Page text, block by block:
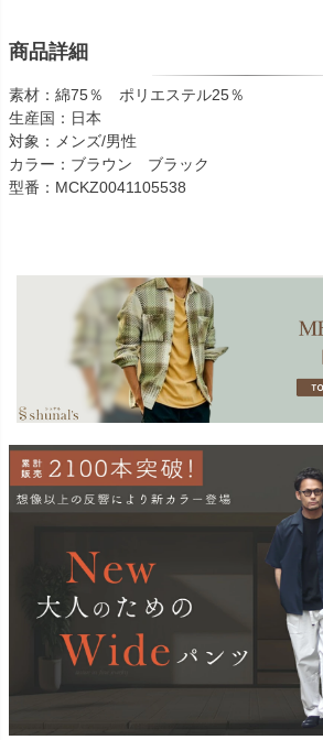
商品詳細
素材：綿75％ ポリエステル25％
生産国：日本
対象：メンズ/男性
カラー：ブラウン ブラック
型番：MCKZ0041105538